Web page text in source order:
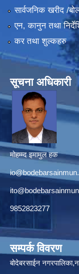
सार्वजनिक खरीद /
एन, कानुन तथा
कर तथा शुल्कहरु
सूचना अधिकारी
मोहम्म्द इमामुल हक
9852823277
सम्पर्क विवरण
बोदेबरसाईन